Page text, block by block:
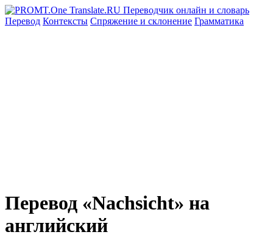
Перевод Контексты Спряжение и склонение Грамматика
Перевод «Nachsicht» на
английский